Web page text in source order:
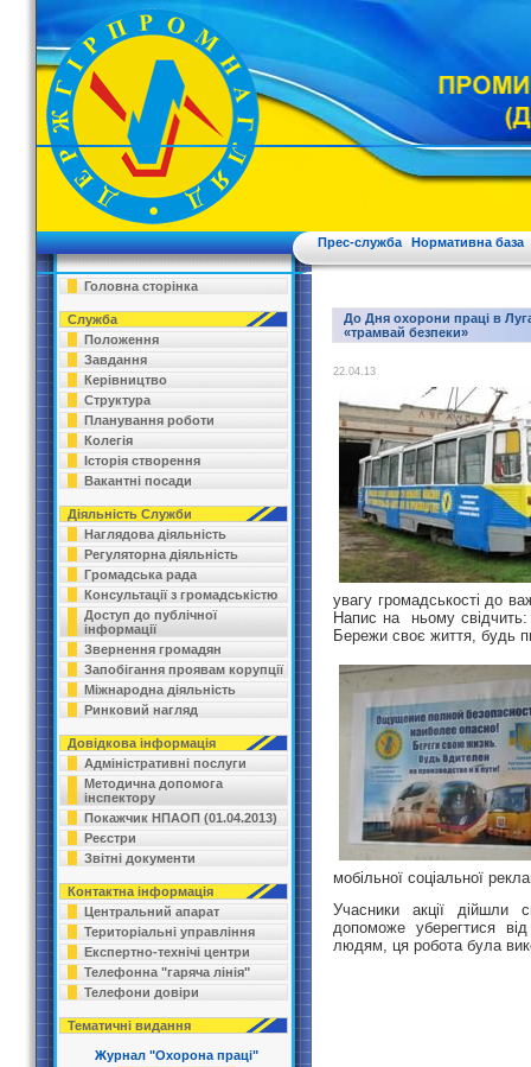
Прес-служба Нормативна база
Головна сторінка
Служба
Положення
Завдання
Керівництво
Структура
Планування роботи
Колегія
Історія створення
Вакантні посади
Діяльність Служби
Наглядова діяльність
Регуляторна діяльність
Громадська рада
Консультації з громадськістю
Доступ до публічної
інформації
Звернення громадян
Запобігання проявам корупції
Міжнародна діяльність
Ринковий нагляд
Довідкова інформація
Адміністративні послуги
Методична допомога
інспектору
Покажчик НПАОП (01.04.2013)
Реєстри
Звітні документи
Контактна інформація
Центральний апарат
Територіальні управління
Експертно-технічі центри
Телефонна "гаряча лінія"
Телефони довіри
Тематичні видання
Журнал "Охорона праці"
До Дня охорони праці в
«трамвай безпеки»
22.04.13
увагу громадськості до
Напис на ньому свідчить:
Бережи своє життя, будь
мобільної соціальної
Учасники акції
допоможе уберегтися
людям, ця робота була